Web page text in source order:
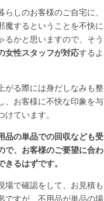
しのお客様のご自宅に、
魔するということを不快に
るかと思いますので、そう
女性スタッフが対応するよ
がる際には身だしなみも整
、お客様に不快な印象を与
けています。
品の単品での回収なども受
で、お客様のご要望に合わ
るはずです。
場で確認をして、お見積も
ですが、不用品が単品の場